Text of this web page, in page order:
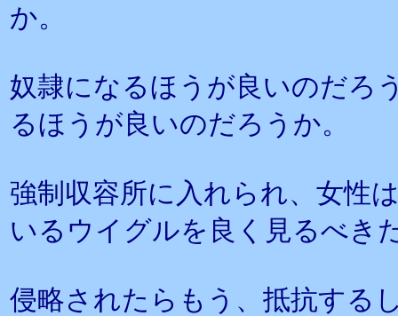
か。
奴隷になるほうが良いのだろ
るほうが良いのだろうか。
強制収容所に入れられ、女性
いるウイグルを良く見るべき
侵略されたらもう、抵抗する